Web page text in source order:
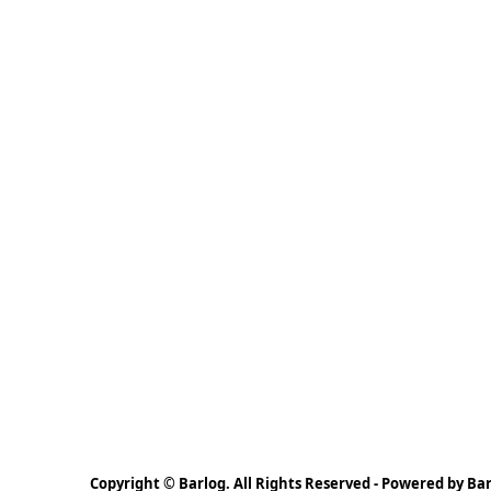
Copyright © Barlog. All Rights Reserved - Powered by